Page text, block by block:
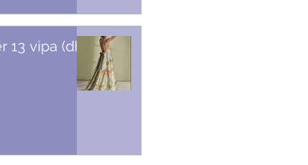
13 vipa (dhe